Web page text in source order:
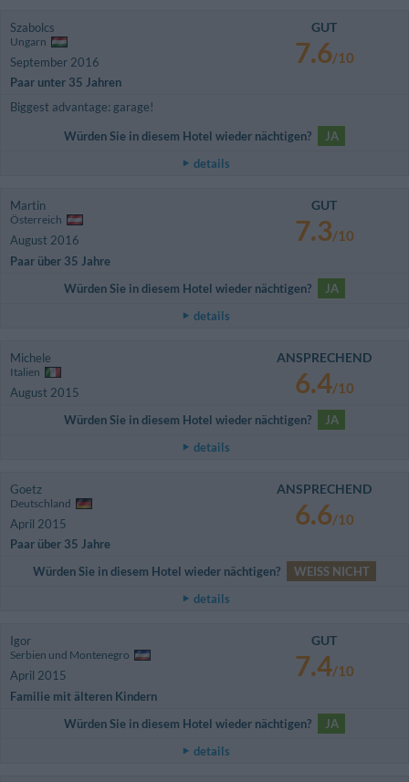
Szabolcs
Ungarn
September 2016
Paar unter 35 Jahren
GUT
7.6/10
Biggest advantage: garage!
Würden Sie in diesem Hotel wieder nächtigen?
JA
details
Martin
Österreich
August 2016
Paar über 35 Jahre
GUT
7.3/10
Würden Sie in diesem Hotel wieder nächtigen?
JA
details
Michele
Italien
August 2015
ANSPRECHEND
6.4/10
Würden Sie in diesem Hotel wieder nächtigen?
JA
details
Goetz
Deutschland
April 2015
Paar über 35 Jahre
ANSPRECHEND
6.6/10
Würden Sie in diesem Hotel wieder nächtigen?
WEISS NICHT
details
Igor
Serbien und Montenegro
April 2015
Familie mit älteren Kindern
GUT
7.4/10
Würden Sie in diesem Hotel wieder nächtigen?
JA
details